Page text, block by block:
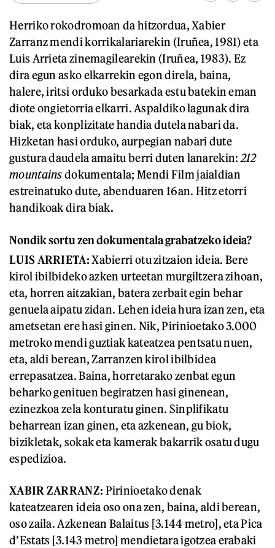
Herriko rokodromoan da hitzordua, Xabier
Zarranz mendi korrikalariarekin (Iruñea, 1981) eta
Luis Arrieta zinemagilearekin (Iruñea, 1983). Ez
dira egun asko elkarrekin egon direla, baina,
halere, iritsi orduko besarkada estu batekin eman
diote ongietorria elkarri. Aspaldiko lagunak dira
biak, eta konplizitate handia dutela nabari da.
Hizketan hasi orduko, aurpegian nabari dute
gustura daudela amaitu berri duten lanarekin: 212
mountainsdokumentala; Mendi Film jaialdian
estreinatuko dute, abenduaren 16an. Hitz etorri
handikoak dira biak.
Nondik sortu zen dokumentala grabatzeko ideia?
LUIS ARRIETA:Xabierri otu zitzaion ideia. Bere
kirol ibilbideko azken urteetan murgiltzera zihoan,
eta, horren aitzakian, batera zerbait egin behar
genuela aipatu zidan. Lehen ideia hura izan zen, eta
ametsetan ere hasi ginen. Nik, Pirinioetako 3.000
metroko mendi guztiak kateatzea pentsatu nuen,
eta, aldi berean, Zarranzen kirol ibilbidea
errepasatzea. Baina, horretarako zenbat egun
beharko genituen begiratzen hasi ginenean,
ezinezkoa zela konturatu ginen. Sinplifikatu
beharrean izan ginen, eta azkenean, gu biok,
bizikletak, sokak eta kamerak bakarrik osatu dugu
espedizioa.
XABIR ZARRANZ: Pirinioetako denak
kateatzearen ideia oso ona zen, baina, aldi berean,
oso zaila. Azkenean Balaitus [3.144 metro], eta Pica
d’Estats [3.143 metro] mendietara igotzea erabaki